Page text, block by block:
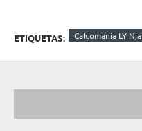
ETIQUETAS: Calcomanía LY Nja